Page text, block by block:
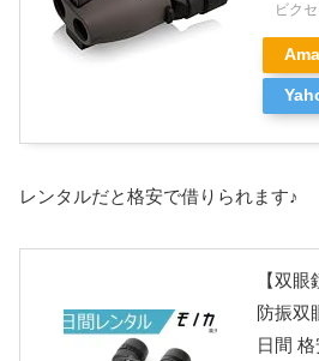
ビク
レンタルだと格安で借りられます♪
【双
防振双
日間